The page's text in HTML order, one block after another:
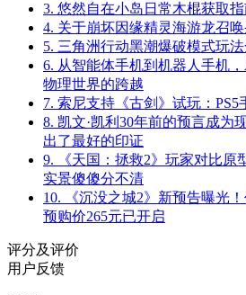
3. 悠然自在小岛日常木棍获取
4. 关于崩坏因缘精灵海游龙召
5. 三角洲行动黑潮爆破模式玩
6. 从智能体手机到机器人手机
物理世界的跨越
7. 索尼支持《古剑》试玩：PS5
8. 凯文·凯利30年前的预言成为
出了最好的印证
9. 《天国：拯救2》玩家对比原
实景傻傻分不清
10. 《沉没之城2》新预告曝光
预购价265元已开启
评分及评价
用户反馈